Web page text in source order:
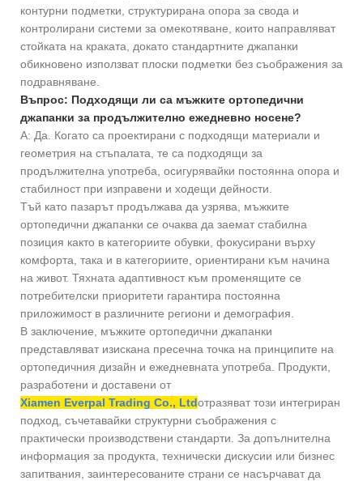
контурни подметки, структурирана опора за свода и
контролирани системи за омекотяване, които направляват
стойката на краката, докато стандартните джапанки
обикновено използват плоски подметки без съображения за
подравняване.
Въпрос: Подходящи ли са мъжките ортопедични
джапанки за продължително ежедневно носене?
A: Да. Когато са проектирани с подходящи материали и
геометрия на стъпалата, те са подходящи за
продължителна употреба, осигурявайки постоянна опора и
стабилност при изправени и ходещи дейности.
Тъй като пазарът продължава да узрява, мъжките
ортопедични джапанки се очаква да заемат стабилна
позиция както в категориите обувки, фокусирани върху
комфорта, така и в категориите, ориентирани към начина
на живот. Тяхната адаптивност към променящите се
потребителски приоритети гарантира постоянна
приложимост в различните региони и демография.
В заключение, мъжките ортопедични джапанки
представляват изискана пресечна точка на принципите на
ортопедичния дизайн и ежедневната употреба. Продукти,
разработени и доставени от
Xiamen Everpal Trading Co., Ltdотразяват този интегриран
подход, съчетавайки структурни съображения с
практически производствени стандарти. За допълнителна
информация за продукта, технически дискусии или бизнес
запитвания, заинтересованите страни се насърчават да